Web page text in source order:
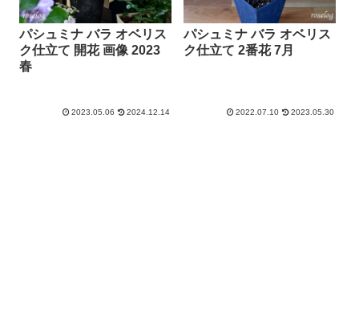
パシュミナ バラ オベリス
ク仕立て 開花 画像 2023
春
2023.05.06 2024.12.14
パシュミナ バラ オベリス
ク仕立て 2番花 7月
2022.07.10 2023.05.30